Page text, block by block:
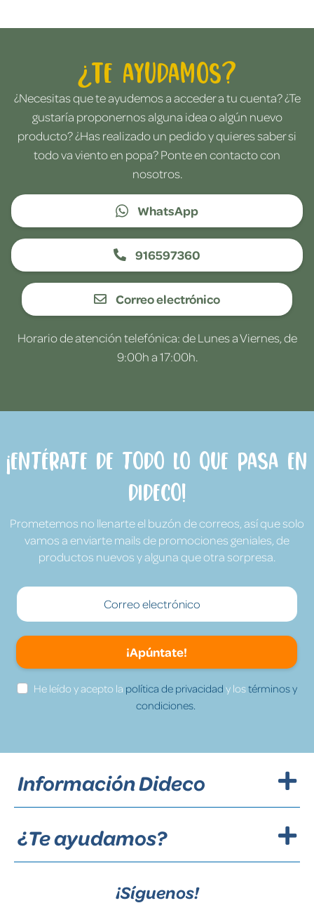
¿Te ayudamos?
¿Necesitas que te ayudemos a acceder a tu cuenta? ¿Te
gustaría proponernos alguna idea o algún nuevo
producto? ¿Has realizado un pedido y quieres saber si
todo va viento en popa? Ponte en contacto con
nosotros.
WhatsApp
916597360
Correo electrónico
Horario de atención telefónica: de Lunes a Viernes, de
9:00h a 17:00h.
¡Entérate de todo lo que pasa en
Dideco!
Prometemos no llenarte el buzón de correos, así que solo
vamos a enviarte mails de promociones geniales, de
productos nuevos y alguna que otra sorpresa.
¡Apúntate!
He leído y acepto la política de privacidad y lostérminos y
condiciones.
Información Dideco
¿Te ayudamos?
¡Síguenos!